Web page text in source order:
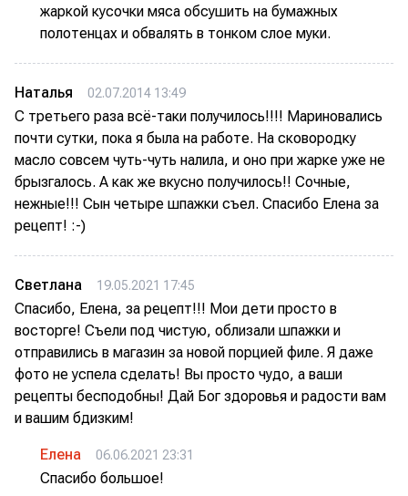
жаркой кусочки мяса обсушить на бумажных
полотенцах и обвалять в тонком слое муки.
Наталья 02.07.2014 13:49
С третьего раза всё-таки получилось!!!! Мариновались
почти сутки, пока я была на работе. На сковородку
масло совсем чуть-чуть налила, и оно при жарке уже не
брызгалось. А как же вкусно получилось!! Сочные,
нежные!!! Сын четыре шпажки съел. Спасибо Елена за
рецепт! :-)
Светлана 19.05.2021 17:45
Спасибо, Елена, за рецепт!!! Мои дети просто в
восторге! Съели под чистую, облизали шпажки и
отправились в магазин за новой порцией филе. Я даже
фото не успела сделать! Вы просто чудо, а ваши
рецепты бесподобны! Дай Бог здоровья и радости вам
и вашим бдизким!
Елена 06.06.2021 23:31
Спасибо большое!